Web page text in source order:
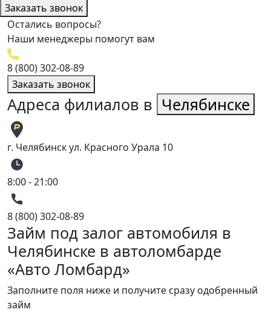
Заказать звонок
Остались вопросы?
Наши менеджеры помогут вам
8 (800) 302-08-89
Заказать звонок
Адреса филиалов в Челябинске
г. Челябинск ул. Красного Урала 10
8:00 - 21:00
8 (800) 302-08-89
Займ под залог автомобиля в
Челябинске в автоломбарде
«Авто Ломбард»
Заполните поля ниже и получите сразу одобренный
займ